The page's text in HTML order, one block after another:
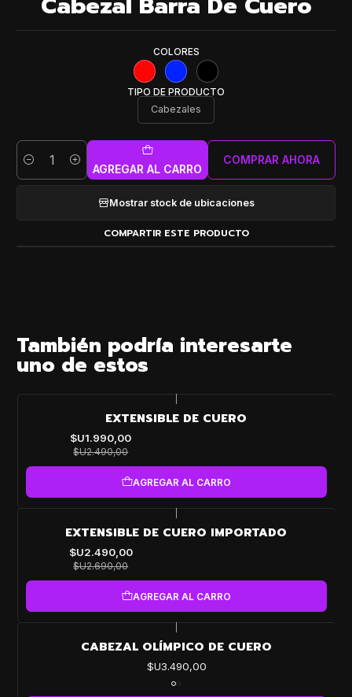
COLORES
TIPO DE PRODUCTO
Cabezales
Cantidad AGREGAR AL CARRO
COMPRAR AHORA
Mostrar stock de ubicaciones
COMPARTIR ESTE PRODUCTO
También podría interesarte
uno de estos
EXTENSIBLE DE CUERO
$U1.990,00
$U2.490,00
AGREGAR AL CARRO
EXTENSIBLE DE CUERO IMPORTADO
$U2.490,00
$U2.690,00
AGREGAR AL CARRO
CABEZAL OLÍMPICO DE CUERO
$U3.490,00